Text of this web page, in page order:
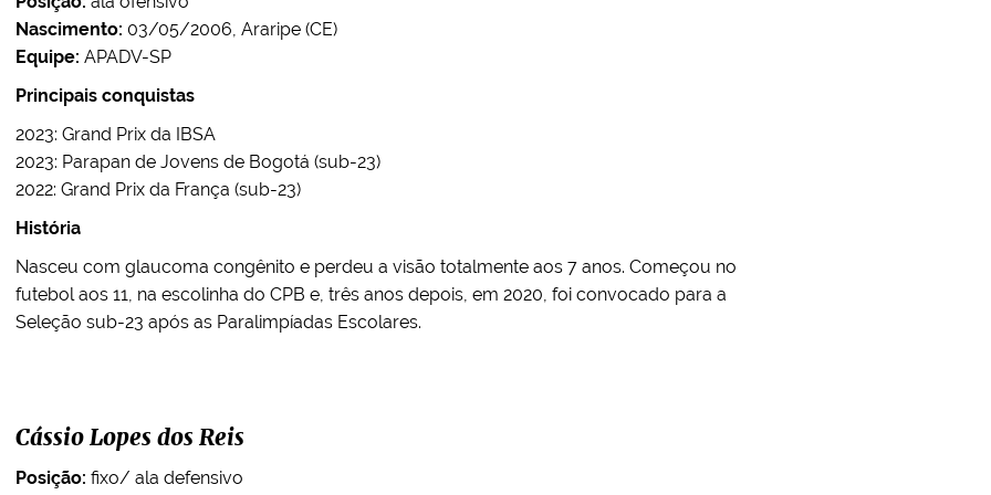
Nascimento: 03/05/2006, Araripe (CE)
Equipe: APADV-SP
Principais conquistas
2023: Grand Prix da IBSA
2023: Parapan de Jovens de Bogotá (sub-23)
2022: Grand Prix da França (sub-23)
História
Nasceu com glaucoma congênito e perdeu a visão totalmente aos 7 anos. Começou no
futebol aos 11, na escolinha do CPB e, três anos depois, em 2020, foi convocado para a
Seleção sub-23 após as Paralimpíadas Escolares.
Cássio Lopes dos Reis
Posição: fixo/ ala defensivo